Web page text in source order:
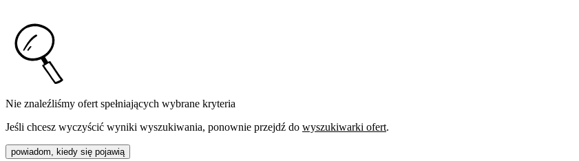
Nie znaleźliśmy ofert spełniających wybrane kryteria
Jeśli chcesz wyczyścić wyniki wyszukiwania, ponownie przejdź do wyszukiwarki ofert.
powiadom, kiedy się pojawią